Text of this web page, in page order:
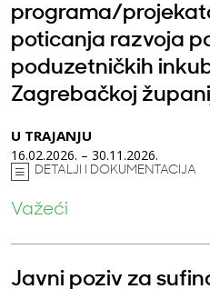
programa/
poticanja razvoja
poduzetničkih
Zagrebačkoj
U TRAJANJU
16.02.2026. – 30.11.2026.
DETALJI I DOKUMENTACIJA
Važeći
Javni poziv za